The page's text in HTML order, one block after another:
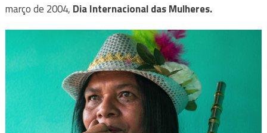
março de 2004, Dia Internacional das Mulheres.